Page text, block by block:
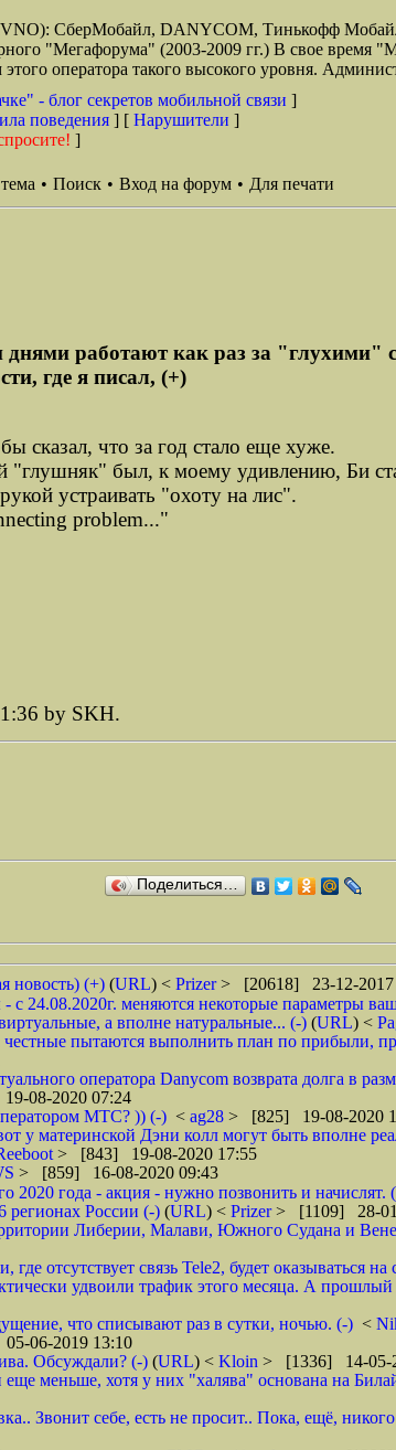
СберМобайл, DANYCOM, Тинькофф
"Мегафорума" (2003-2009 гг.) В свое время
оператора такого высокого уровня.
- блог секретов мобильной связи ]
поведения ] [ Нарушители ]
]
• Поиск • Вход на форум • Для печати
работают как раз за "глухими"
где я писал, (+)
что за год стало еще хуже.
"глушняк" был, к моему удивлению, Би
устраивать "охоту на лис".
problem..."
by SKH.
Поделиться…
новость) (+) (URL) < Prizer> [20618] 23-12-2017
24.08.2020г. меняются некоторые параметры
а вполне натуральные... (-) (URL) <
пытаются выполнить план по прибыли,
оператора Danycom возврата долга в
08-2020 07:24
МТС? )) (-) < ag28 > [825] 19-08-2020
у материнской Дэни колл могут быть вполне
> [843] 19-08-2020 17:55
> [859] 16-08-2020 09:43
года - акция - нужно позвонить и начислят.
России (-) (URL) < Prizer> [1109] 28-
Либерии, Малави, Южного Судана и
где отсутствует связь Tele2, будет оказываться
удвоили трафик этого месяца. А
что списывают раз в сутки, ночью. (-) <
06-2019 13:10
Обсуждали? (-) (URL) < Kloin > [1336] 14-05-
меньше, хотя у них "халява" основана на
Звонит себе, есть не просит.. Пока, ещё,